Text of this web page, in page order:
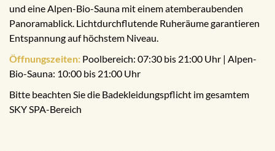
und eine Alpen-Bio-Sauna mit einem atemberaubenden
Panoramablick. Lichtdurchflutende Ruheräume garantieren
Entspannung auf höchstem Niveau.
Öffnungszeiten: Poolbereich: 07:30 bis 21:00 Uhr | Alpen-
Bio-Sauna: 10:00 bis 21:00 Uhr
Bitte beachten Sie die Badekleidungspflicht im gesamtem
SKY SPA-Bereich